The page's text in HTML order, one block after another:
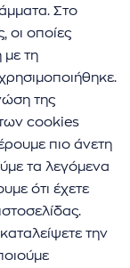
Στο
οι οποίες
τη
της
cookies
πιο άνετη
τα λεγόμενα
ότι έχετε
την